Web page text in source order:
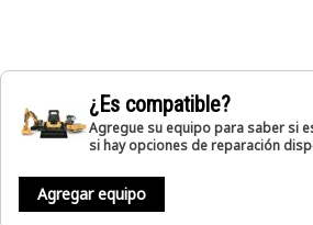
¿Es compatible?
Agregue su equipo para saber si
si hay opciones de reparación
Agregar equipo